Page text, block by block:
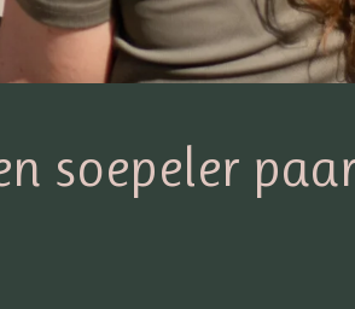
soepeler